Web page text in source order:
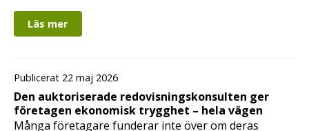
Läs mer
Publicerat 22 maj 2026
Den auktoriserade redovisningskonsulten ger
företagen ekonomisk trygghet – hela vägen
Många företagare funderar inte över om deras